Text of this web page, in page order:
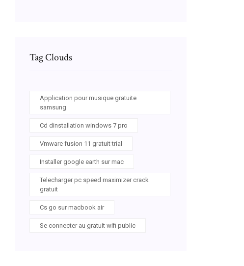
Tag Clouds
Application pour musique gratuite
samsung
Cd dinstallation windows 7 pro
Vmware fusion 11 gratuit trial
Installer google earth sur mac
Telecharger pc speed maximizer crack
gratuit
Cs go sur macbook air
Se connecter au gratuit wifi public